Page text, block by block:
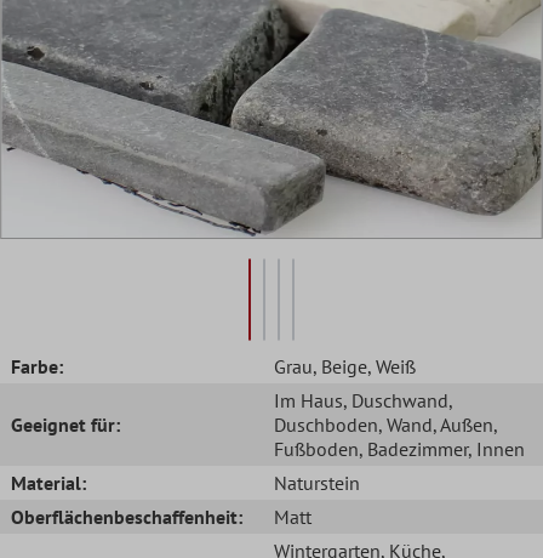
Farbe: Grau, Beige, Weiß
Geeignet für:
Im Haus, Duschwand,
Duschboden, Wand, Außen,
Fußboden, Badezimmer, Innen
Material:
Naturstein
Oberflächenbeschaffenheit:
Matt
Wintergarten, Küche,